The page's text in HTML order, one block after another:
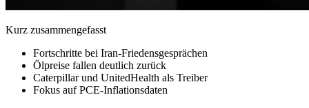
Kurz zusammengefasst
Fortschritte bei Iran-Friedensgesprächen
Ölpreise fallen deutlich zurück
Caterpillar und UnitedHealth als Treiber
Fokus auf PCE-Inflationsdaten